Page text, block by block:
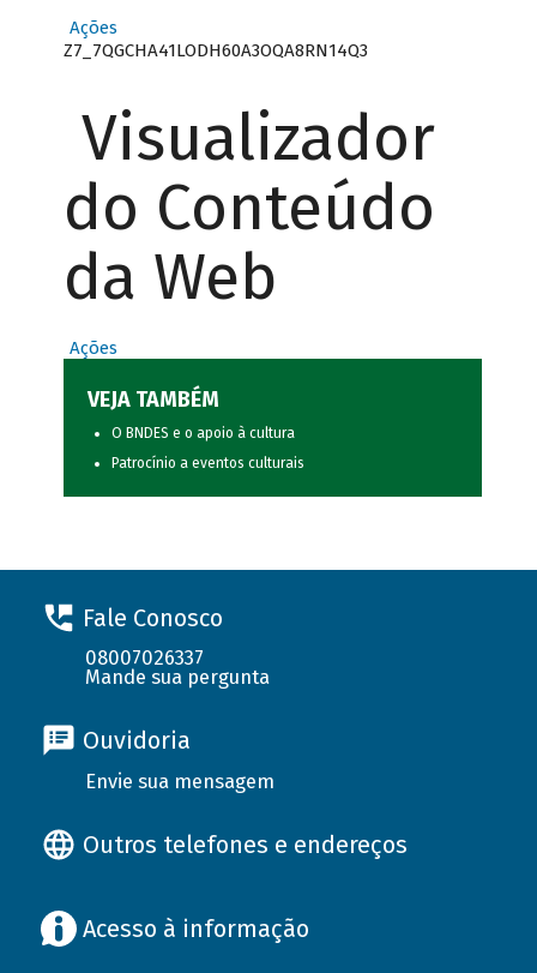
Ações
Z7_7QGCHA41LODH60A3OQA8RN14Q3
Visualizador
do Conteúdo
da Web
Ações
VEJA TAMBÉM
O BNDES e o apoio à cultura
Patrocínio a eventos culturais
Fale Conosco
08007026337
Mande sua pergunta
Ouvidoria
Envie sua mensagem
Outros telefones e endereços
Acesso à informação